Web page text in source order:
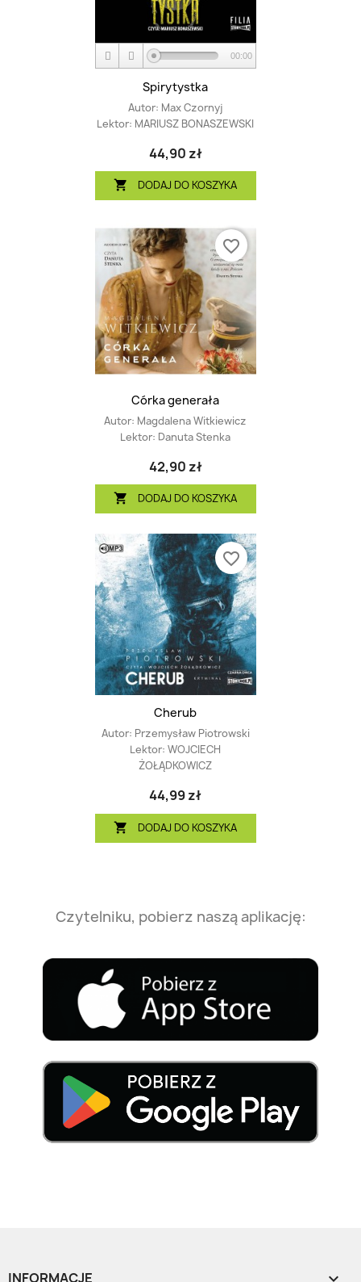
00:00
Spirytystka
Autor: Max Czornyj
Lektor: MARIUSZ BONASZEWSKI
44,90 zł
 DODAJ DO KOSZYKA
Córka generała
Autor: Magdalena Witkiewicz
Lektor: Danuta Stenka
42,90 zł
 DODAJ DO KOSZYKA
favorite_border
Cherub
Autor: Przemysław Piotrowski
Lektor: WOJCIECH
ŻOŁĄDKOWICZ
44,99 zł
 DODAJ DO KOSZYKA
favorite_border
Czytelniku, pobierz naszą aplikację:
INFORMACJE